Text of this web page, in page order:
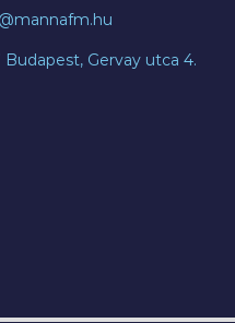
Budapest, Gervay utca 4.